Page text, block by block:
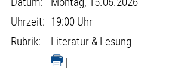
Uhrzeit: 19:00 Uhr
Rubrik:
Literatur & Lesung
|